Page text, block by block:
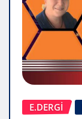
E.DERGİ